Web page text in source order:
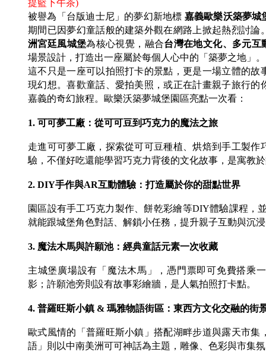
提籃下午茶)
被譽為「台版迪士尼」的夢幻新地標 嘉義歐樂沃築夢城
期間已因夢幻童話般的建築外觀在網路上掀起熱烈討論
洲宮廷風城堡為核心視覺，融合台灣在地文化、多元
場景設計，打造出一座屬於每個人心中的「築夢之地」。
這不只是一座可以拍照打卡的景點，更是一場立體的
現幻想。喜歡童話、愛拍美照，或正在計畫親子旅行
嘉義的奇幻旅程。歐樂沃築夢城堡園區亮點一次看：
1. 可可夢工廠：從可可豆到巧克力的魔法之旅
走進可可夢工廠，探索從可可豆種植、烘焙到手工製
驗，不僅好吃還能學習巧克力背後的文化故事，是寓教
2. DIY手作與AR互動體驗：打造屬於你的甜點世界
園區設有手工巧克力製作、餅乾彩繪等DIY體驗課程，
就能跟城堡角色對話、解鎖小任務，提升親子互動與沉
3. 魔法木馬與許願池：經典童話元素一次收藏
主城堡廣場設有「魔法木馬」，憑門票即可免費搭乘
影；許願池旁則設有故事彩繪牆，是人氣拍照打卡點。
4. 普羅旺斯小鎮 & 瑪雅物語街區：東西方文化交融的街
歐式風情的「普羅旺斯小鎮」搭配湖畔步道與露天市
語」則以中南美洲可可神話為主題，雕像、色彩與市集